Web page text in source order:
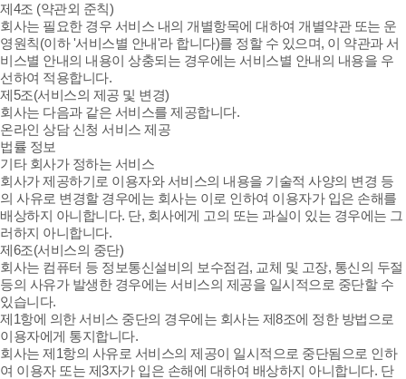
제4조 (약관외 준칙)
회사는 필요한 경우 서비스 내의 개별항목에 대하여 개별약관 또는 운
영원칙(이하 '서비스별 안내'라 합니다)를 정할 수 있으며, 이 약관과 서
비스별 안내의 내용이 상충되는 경우에는 서비스별 안내의 내용을 우
선하여 적용합니다.
제5조(서비스의 제공 및 변경)
회사는 다음과 같은 서비스를 제공합니다.
온라인 상담 신청 서비스 제공
법률 정보
기타 회사가 정하는 서비스
회사가 제공하기로 이용자와 서비스의 내용을 기술적 사양의 변경 등
의 사유로 변경할 경우에는 회사는 이로 인하여 이용자가 입은 손해를
배상하지 아니합니다. 단, 회사에게 고의 또는 과실이 있는 경우에는 그
러하지 아니합니다.
제6조(서비스의 중단)
회사는 컴퓨터 등 정보통신설비의 보수점검, 교체 및 고장, 통신의 두절
등의 사유가 발생한 경우에는 서비스의 제공을 일시적으로 중단할 수
있습니다.
제1항에 의한 서비스 중단의 경우에는 회사는 제8조에 정한 방법으로
이용자에게 통지합니다.
회사는 제1항의 사유로 서비스의 제공이 일시적으로 중단됨으로 인하
여 이용자 또는 제3자가 입은 손해에 대하여 배상하지 아니합니다. 단